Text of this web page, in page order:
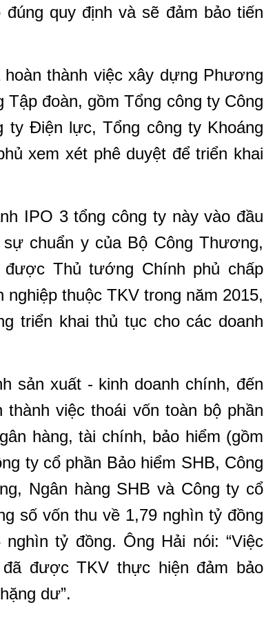
quy định và sẽ đảm bảo tiến
thành việc xây dựng Phương
đoàn, gồm Tổng công ty Công
ty Điện lực, Tổng công ty Khoáng
xem xét phê duyệt để triển khai
IPO 3 tổng công ty này vào đầu
chuẩn y của Bộ Công Thương,
Thủ tướng Chính phủ chấp
thuộc TKV trong năm 2015,
triển khai thủ tục cho các doanh
sản xuất - kinh doanh chính, đến
việc thoái vốn toàn bộ phần
hàng, tài chính, bảo hiểm (gồm
ty cổ phần Bảo hiểm SHB, Công
Ngân hàng SHB và Công ty cổ
số vốn thu về 1,79 nghìn tỷ đồng
tỷ đồng. Ông Hải nói: “Việc
được TKV thực hiện đảm bảo
dư”.